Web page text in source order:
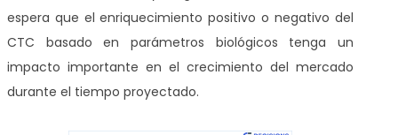
espera que el enriquecimiento positivo o negativo del
CTC basado en parámetros biológicos tenga un
impacto importante en el crecimiento del mercado
durante el tiempo proyectado.